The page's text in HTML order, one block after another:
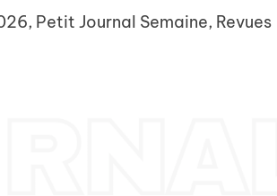
, Petit Journal Semaine, Revues